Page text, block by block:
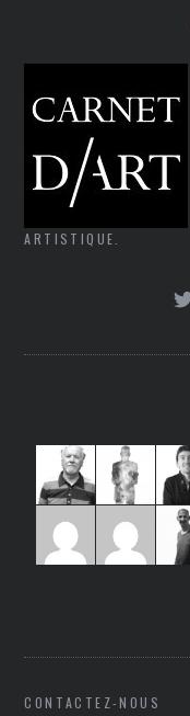
ARTISTIQUE.
CONTACTEZ-NOUS